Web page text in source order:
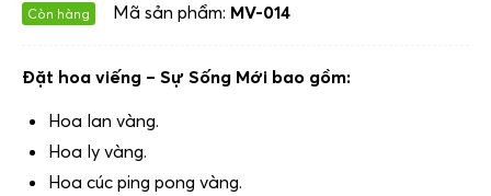
Còn hàng Mã sản phẩm: MV-014
Đặt hoa viếng – Sự Sống Mới bao gồm:
Hoa lan vàng.
Hoa ly vàng.
Hoa cúc ping pong vàng.